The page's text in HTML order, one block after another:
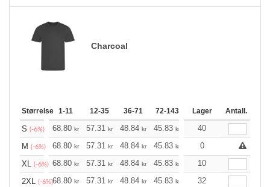
Charcoal
Størrelse 1-11 12-35 36-71 72-143 144-287 288 +
Lager Antall.
S (-6%) 68.80 kr 57.31 kr 48.84 kr 45.83 kr 43.60
40
M (-6%) 68.80 kr 57.31 kr 48.84 kr 45.83 kr 43.60 43.15kr
0
XL (-6%) 68.80 kr 57.31 kr 48.84 kr 45.83 kr 43.60
10
2XL (-6%)68.80 kr 57.31 kr 48.84 kr 45.83 kr 43.60
32